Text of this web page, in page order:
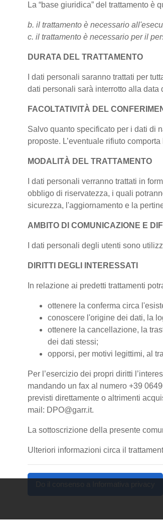
La “base giuridica” del trattamento è
b. il trattamento è necessario
c. il trattamento è necessario per il
DURATA DEL TRATTAMENTO
I dati personali saranno trattati per
dati personali sarà interrotto alla data
FACOLTATIVITÀ DEL
Salvo quanto specificato per i dati di
proposte. L’eventuale rifiuto
MODALITÀ DEL TRATTAMENTO
I dati personali verranno trattati in
obbligo di riservatezza, i quali
sicurezza, l'aggiornamento e la
AMBITO DI COMUNICAZIONE E
I dati personali degli utenti sono
DIRITTI DEGLI INTERESSATI
In relazione ai predetti trattamenti
ottenere la conferma circa
conoscere l'origine dei dati, la
ottenere la cancellazione, la
dei dati stessi;
opporsi, per motivi legittimi, al
Per l’esercizio dei propri diritti
mandando un fax al numero +39
previsti direttamente o altrimenti
mail: DPO@garr.it.
La sottoscrizione della presente
Ulteriori informazioni circa il